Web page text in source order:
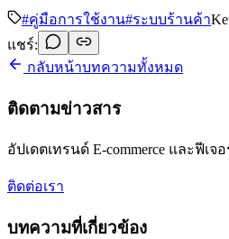
#คู่มือการใช้งาน#ระบบร้านค้า
แชร์:
กลับหน้าบทความทั้งหมด
ติดตามข่าวสาร
อัปเดตเทรนด์ E-commerce และฟีเ
ติดต่อเรา
บทความที่เกี่ยวข้อง